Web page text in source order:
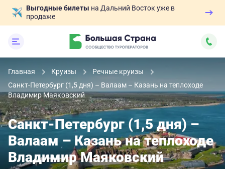
Выгодные билеты на Дальний Восток уже в
продаже
Главная Круизы
Речные круизы
Санкт-Петербург (1,5 дня) – Валаам – Казань на теплоходе
Владимир Маяковский
Санкт-Петербург (1,5 дня) –
Валаам – Казань на теплоходе
Владимир Маяковский